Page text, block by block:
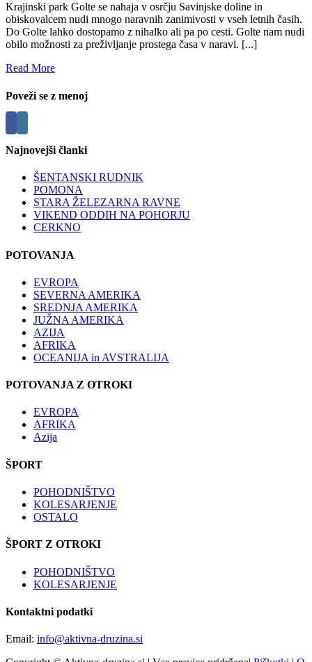
Krajinski park Golte se nahaja v osrčju Savinjske doline in
obiskovalcem nudi mnogo naravnih zanimivosti v vseh letnih časih.
Do Golte lahko dostopamo z nihalko ali pa po cesti. Golte nam nudi
obilo možnosti za preživljanje prostega časa v naravi. [...]
Read More
Poveži se z menoj
Najnovejši članki
ŠENTANSKI RUDNIK
POMONA
STARA ŽELEZARNA RAVNE
VIKEND ODDIH NA POHORJU
CERKNO
POTOVANJA
EVROPA
SEVERNA AMERIKA
SREDNJA AMERIKA
JUŽNA AMERIKA
AZIJA
AFRIKA
OCEANIJA in AVSTRALIJA
POTOVANJA Z OTROKI
EVROPA
AFRIKA
Azija
ŠPORT
POHODNIŠTVO
KOLESARJENJE
OSTALO
ŠPORT Z OTROKI
POHODNIŠTVO
KOLESARJENJE
Kontaktni podatki
Email: info@aktivna-druzina.si